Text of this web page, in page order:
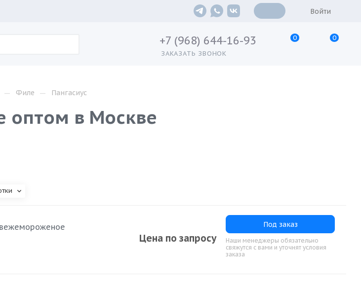
Войти
+7 (968) 644-16-93
ЗАКАЗАТЬ ЗВОНОК
0 0
— Филе — Пангасиус
оптом в Москве
Цена по запросу
Под заказ
Наши менеджеры обязательно
свяжутся с вами и уточнят условия
заказа